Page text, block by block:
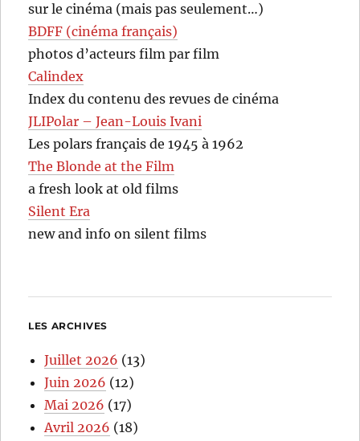
sur le cinéma (mais pas seulement…)
BDFF (cinéma français)
photos d’acteurs film par film
Calindex
Index du contenu des revues de cinéma
JLIPolar – Jean-Louis Ivani
Les polars français de 1945 à 1962
The Blonde at the Film
a fresh look at old films
Silent Era
new and info on silent films
LES ARCHIVES
Juillet 2026 (13)
Juin 2026 (12)
Mai 2026 (17)
Avril 2026 (18)